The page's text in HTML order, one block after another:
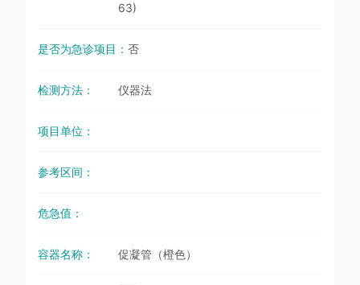
63)
是否为急诊项目： 否
检测方法： 仪器法
项目单位：
参考区间：
危急值：
容器名称： 促凝管（橙色）